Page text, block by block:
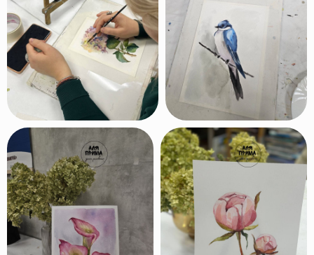
Мы регулярнопроводим
выставкиработ наших
учеников
Выбрать курс